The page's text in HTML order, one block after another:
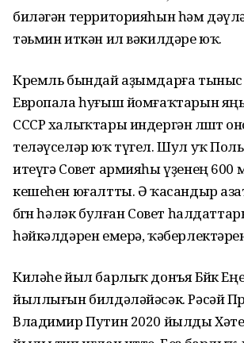
биләгән территорияһын һәм
тәьмин иткән ил вәкилдәре юҡ.
Кремль бындай аҙымдарға тыныс
Европала һуғыш йомғаҡтарын
СССР халыҡтары индергән өлөштө
теләүселәр юҡ түгел. Шул уҡ
итеүгә Совет армияһы үҙенең
кешеһен юғалтты. Ә ҡасандыр
бөгөн һәләк булған Совет
һәйкәлдәрен емерә,
Киләһе йыл барлыҡ донъя Бөйөк
йыллығын билдәләйәсәк. Рәсәй
Владимир Путин 2020 йылды